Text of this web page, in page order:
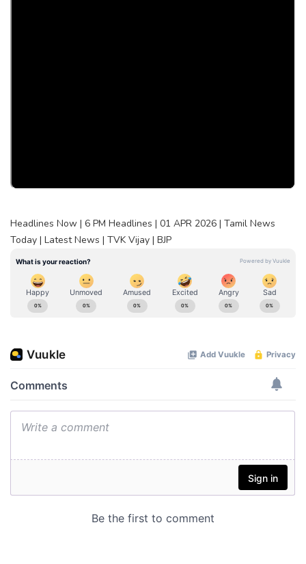
Headlines Now | 6 PM Headlines | 01 APR 2026 | Tamil News
Today | Latest News | TVK Vijay | BJP